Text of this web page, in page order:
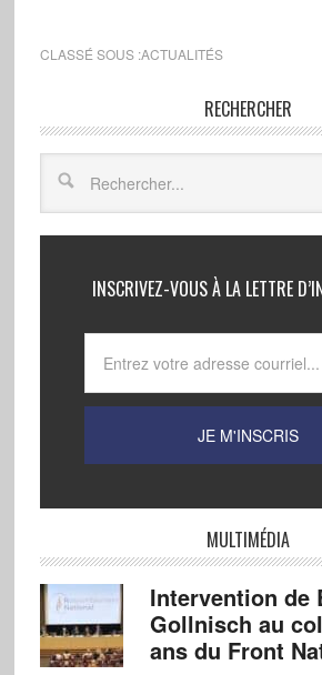
CLASSÉ SOUS :ACTUALITÉS
RECHERCHER
INSCRIVEZ-VOUS À LA LETTRE
MULTIMÉDIA
Intervention de
Gollnisch au
ans du Front